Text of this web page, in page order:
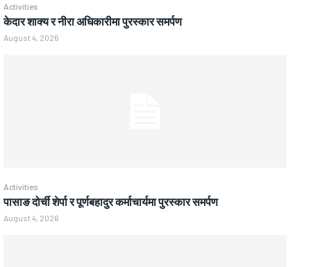
Activities
केदार शाक्य र नीरा अधिकारीमा पुरस्कार समर्पण
August 4, 2026
Activities
पासाङ दोर्ची शेर्पा र पूर्णबहादुर कर्माचार्यमा पुरस्कार समर्पण
August 4, 2026